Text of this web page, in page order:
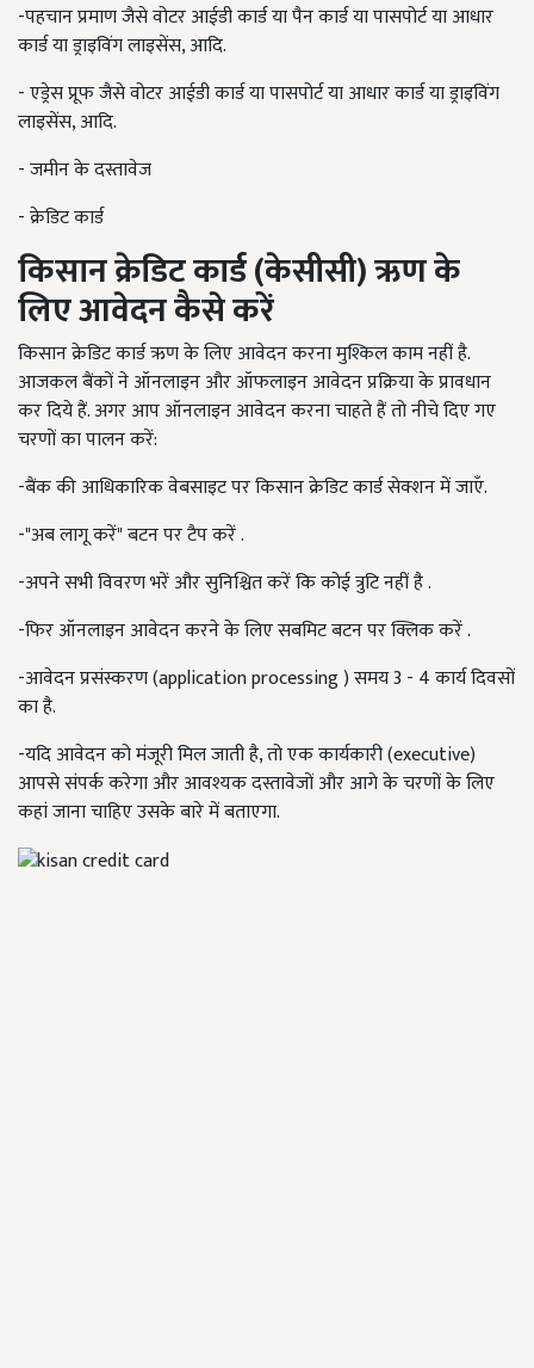
-पहचान प्रमाण जैसे वोटर आईडी कार्ड या पैन कार्ड या पासपोर्ट या आधार
कार्ड या ड्राइविंग लाइसेंस,आदि.
-एड्रेस प्रूफ जैसे वोटर आईडी कार्ड या पासपोर्ट या आधार कार्ड या ड्राइविंग
लाइसेंस,आदि.
- जमीन के दस्तावेज
-क्रेडिट कार्ड
किसान क्रेडिट कार्ड (केसीसी) ऋण के
लिए आवेदन कैसे करें
किसान क्रेडिट कार्ड ऋण के लिए आवेदन करना मुश्किल काम नहीं है.
आजकल बैंकों ने ऑनलाइन और ऑफलाइन आवेदन प्रक्रिया के प्रावधान
कर दिये हैं. अगर आप ऑनलाइन आवेदन करना चाहते हैं तो नीचे दिए गए
चरणों का पालन करें:
-बैंक की आधिकारिक वेबसाइट पर किसान क्रेडिट कार्ड सेक्शन में जाएँ.
-"अब लागू करें" बटन पर टैप करें .
-अपने सभी विवरण भरें और सुनिश्चित करें कि कोई त्रुटि नहीं है .
-फिर ऑनलाइन आवेदन करने के लिए सबमिट बटन पर क्लिक करें .
-आवेदन प्रसंस्करण (application processing ) समय3 - 4कार्य दिवसों
का है.
-यदि आवेदन को मंजूरी मिल जाती है,तो एक कार्यकारी (executive)
आपसे संपर्क करेगा और आवश्यक दस्तावेजों और आगे के चरणों के लिए
कहां जाना चाहिए उसके बारे में बताएगा.